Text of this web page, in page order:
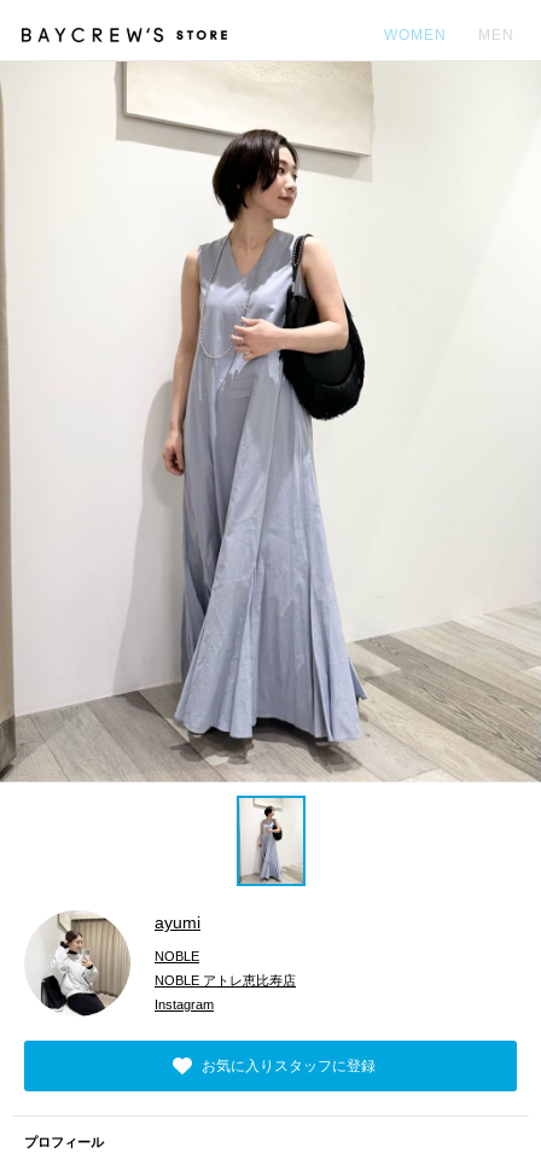
WOMEN MEN
ayumi
NOBLE
NOBLE アトレ恵比寿店
Instagram
お気に入りスタッフに登録
プロフィール